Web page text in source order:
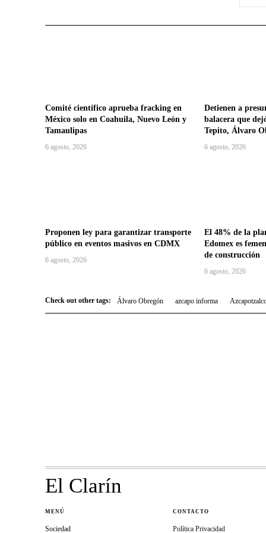
Comité científico aprueba fracking en
México solo en Coahuila, Nuevo León y
Tamaulipas
6 agosto, 2026
Detienen a
balacera que
Tepito, Álvaro
6 agosto, 2026
Proponen ley para garantizar transporte
público en eventos masivos en CDMX
6 agosto, 2026
El 48% de la
Edomex es
de construcción
6 agosto, 2026
Check out other tags: Álvaro Obregón azcapo informa
El Clarín
MENÚ
Sociedad
CONTACTO
Política Privacidad